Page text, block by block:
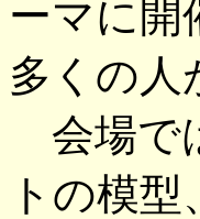
ーマに開
多くの人
会場で
トの模